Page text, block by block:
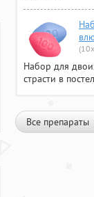
Набор для
страсти в
Все препараты